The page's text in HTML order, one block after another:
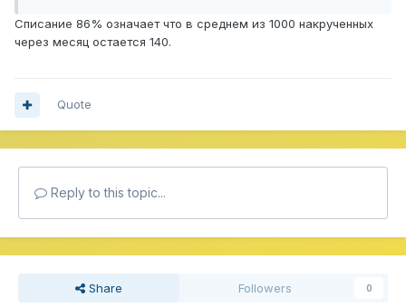
Списание 86% означает что в среднем из 1000 накрученных
через месяц остается 140.
Quote
Reply to this topic...
Share Followers 0